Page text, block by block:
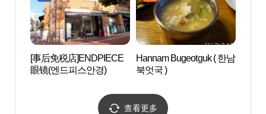
[事后免税店]ENDPIECE
眼镜(엔드피스안경)
Hannam Bugeotguk ( 한남
북엇국 )
查看更多